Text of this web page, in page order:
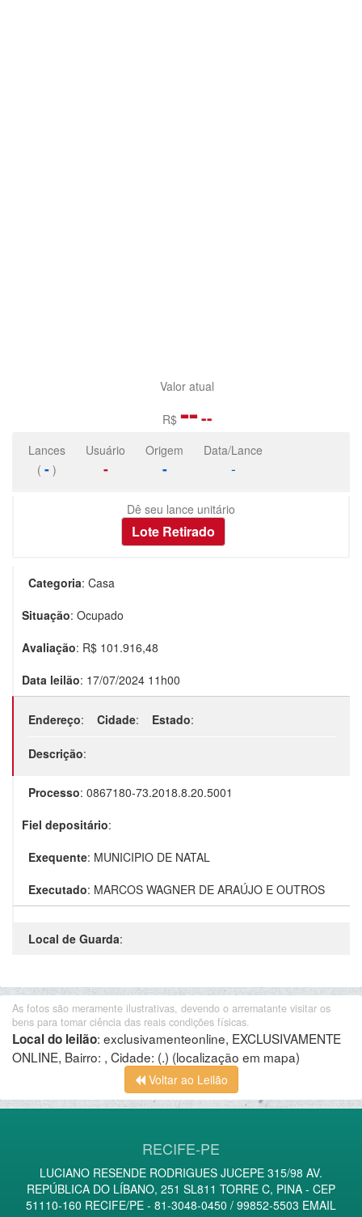
Valor atual
R$ ----
Lances
( - )
Usuário
-
Origem
-
Data/Lance
-
Dê seu lance unitário
Categoria: Casa
Situação: Ocupado
Avaliação: R$ 101.916,48
Data leilão: 17/07/2024 11h00
Endereço: Cidade: Estado:
Descrição:
Processo: 0867180-73.2018.8.20.5001
Fiel depositário:
Exequente: MUNICIPIO DE NATAL
Executado: MARCOS WAGNER DE ARAÚJO E OUTROS
Local de Guarda:
As fotos são meramente ilustrativas, devendo o arrematante visitar os
bens para tomar ciência das reais condições físicas.
Local do leilão: exclusivamenteonline, EXCLUSIVAMENTE
ONLINE, Bairro: , Cidade: (.) (localização em mapa)
Voltar ao Leilão
RECIFE-PE
LUCIANO RESENDE RODRIGUES JUCEPE 315/98 AV.
REPÚBLICA DO LÍBANO, 251 SL811 TORRE C, PINA - CEP
51110-160 RECIFE/PE - 81-3048-0450 / 99852-5503 EMAIL